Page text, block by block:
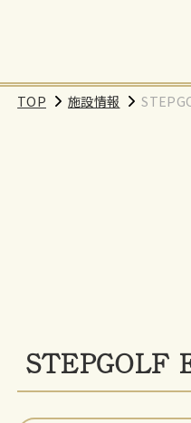
TOP 施設情報
STEPGOLF